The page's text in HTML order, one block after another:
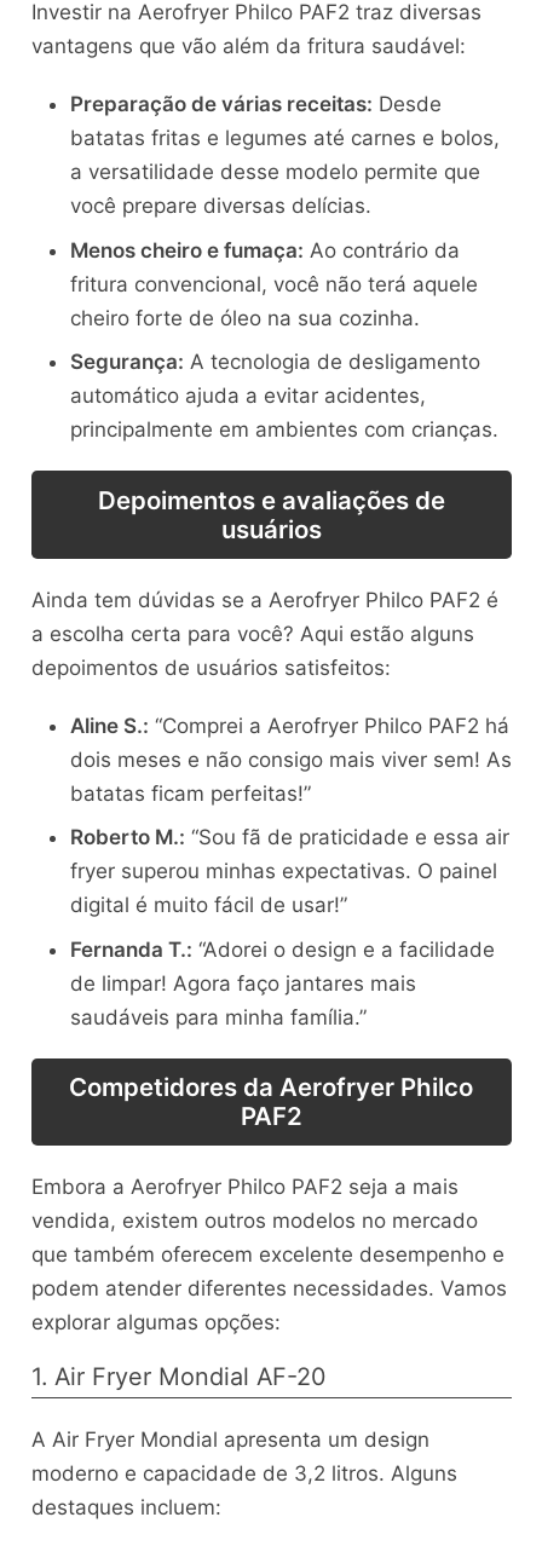
Investir na Aerofryer Philco PAF2 traz diversas
vantagens que vão além da fritura saudável:
Preparação de várias receitas: Desde
batatas fritas e legumes até carnes e bolos,
a versatilidade desse modelo permite que
você prepare diversas delícias.
Menos cheiro e fumaça: Ao contrário da
fritura convencional, você não terá aquele
cheiro forte de óleo na sua cozinha.
Segurança: A tecnologia de desligamento
automático ajuda a evitar acidentes,
principalmente em ambientes com crianças.
Depoimentos e avaliações de
usuários
Ainda tem dúvidas se a Aerofryer Philco PAF2 é
a escolha certa para você? Aqui estão alguns
depoimentos de usuários satisfeitos:
Aline S.: “Comprei a Aerofryer Philco PAF2 há
dois meses e não consigo mais viver sem! As
batatas ficam perfeitas!”
Roberto M.: “Sou fã de praticidade e essa air
fryer superou minhas expectativas. O painel
digital é muito fácil de usar!”
Fernanda T.: “Adorei o design e a facilidade
de limpar! Agora faço jantares mais
saudáveis para minha família.”
Competidores da Aerofryer Philco
PAF2
Embora a Aerofryer Philco PAF2 seja a mais
vendida, existem outros modelos no mercado
que também oferecem excelente desempenho e
podem atender diferentes necessidades. Vamos
explorar algumas opções:
1. Air Fryer Mondial AF-20
A Air Fryer Mondial apresenta um design
moderno e capacidade de 3,2 litros. Alguns
destaques incluem: